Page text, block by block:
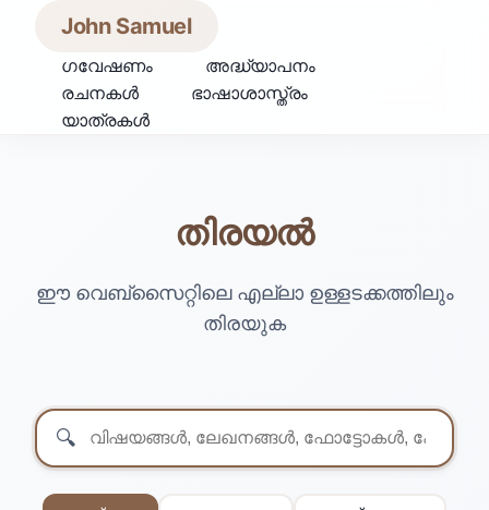
John Samuel
ഗവേഷണം
അദ്ധ്യാപനം
രചനകൾ
ഭാഷാശാസ്ത്രം
യാത്രകൾ
തിരയൽ
ഈ വെബ്‌സൈറ്റിലെ എല്ലാ ഉള്ളടക്കത്തിലും
തിരയുക
🔍